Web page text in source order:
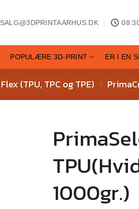
SALG@3DPRINTAARHUS.DK
POPULÆRE 3D-PRINT ER I EN
Flex (TPU, TPC og TPE) /
1000gr.)